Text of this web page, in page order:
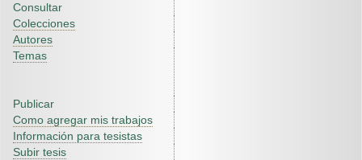
Consultar
Colecciones
Autores
Temas
Publicar
Como agregar mis trabajos
Información para tesistas
Subir tesis